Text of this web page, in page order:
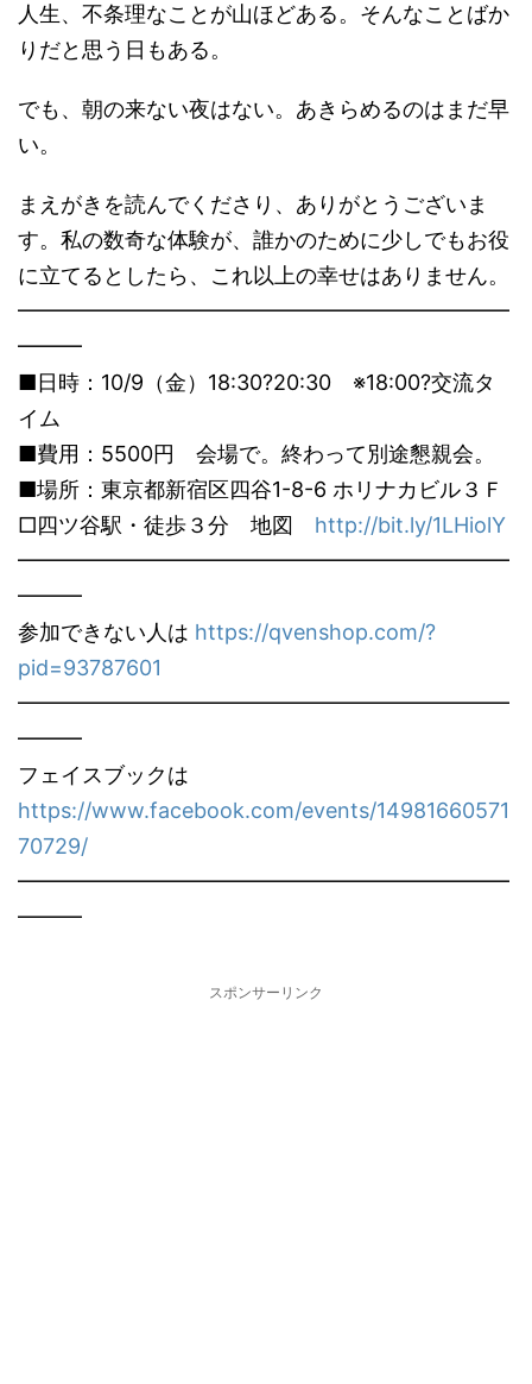
人生、不条理なことが山ほどある。そんなことばか
りだと思う日もある。
でも、朝の来ない夜はない。あきらめるのはまだ早
い。
まえがきを読んでくださり、ありがとうございま
す。私の数奇な体験が、誰かのために少しでもお役
に立てるとしたら、これ以上の幸せはありません。
━━━━━━━━━━━━━━━━━━━━━━━
━━━
■日時：10/9（金）18:30?20:30 ※18:00?交流タ
イム
■費用：5500円 会場で。終わって別途懇親会。
■場所：東京都新宿区四谷1-8-6 ホリナカビル３Ｆ
□四ツ谷駅・徒歩３分 地図 http://bit.ly/1LHiolY
━━━━━━━━━━━━━━━━━━━━━━━
━━━
参加できない人は https://qvenshop.com/?
pid=93787601
━━━━━━━━━━━━━━━━━━━━━━━
━━━
フェイスブックは
https://www.facebook.com/events/14981660571
70729/
━━━━━━━━━━━━━━━━━━━━━━━
━━━
スポンサーリンク